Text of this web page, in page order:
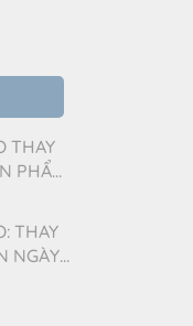
THAY
PHẨM
THAY
NGÀY